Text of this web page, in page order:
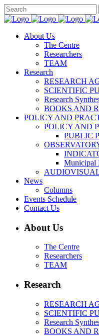
About Us
The Centre
Researchers
TEAM
Research
RESEARCH
SCIENTIFIC
Research
BOOKS AND
POLICY AND
POLICY AND
PUBLIC
Municipal
News
Columns
Events Schedule
Contact Us
About Us
The Centre
Researchers
TEAM
Research
RESEARCH
SCIENTIFIC
Research
BOOKS AND